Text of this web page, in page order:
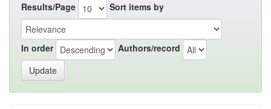
Results/Page Sort items by
In order Authors/record